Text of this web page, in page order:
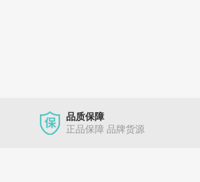
品质保障
正品保障 品牌货源